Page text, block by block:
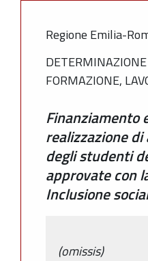
Regione Emilia-
FORMAZIONE,
Finanziamento
realizzazione
degli studenti
approvate con
Inclusione
(omissis)